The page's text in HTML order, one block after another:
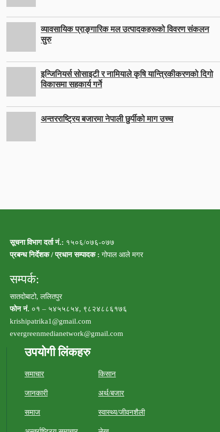
व्यावसायिक प्राङ्गारिक मल उत्पादकहरूको विवरण संकलन
सुरु
इन्जिनियर्स सोसाइटी र नामियाले कृषि यान्त्रिकीकरणको दिगो
विकासमा सहकार्य गर्ने
अन्तरराष्ट्रिय बजारमा नेपाली छुर्पीको माग उच्च
सूचना विभाग दर्ता नं.: १५०६/०७६-०७७
प्रबन्ध निर्देशक / प्रधान सम्पादक : गोपाल आले मगर
सम्पर्क:
सातदोबाटो, ललितपुर
फोन नं. ०१ – ५४५५८५४, ९८२४८८६१७६
krishipatrika1@gmail.com
evergreenmedianetwork@gmail.com
उपयोगी लिंकहरु
समाचार किसान
जानकारी अर्थ/बजार
समाज स्वास्थ्य/जीवनशैली